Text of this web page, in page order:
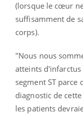
(lorsque le cœur
suffisamment de
corps).
"Nous nous
atteints
segment ST
diagnostic de
les patients